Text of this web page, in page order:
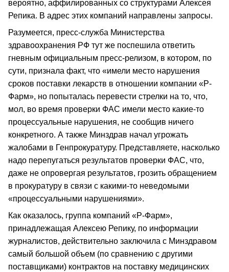
вероятно, аффилированных со структурами Алексея
Репика. В адрес этих компаний направлены запросы.
Разумеется, пресс-служба Министерства
здравоохранения РФ тут же поспешила ответить
гневным официальным пресс-релизом, в котором, по
сути, признала факт, что «имели место нарушения
сроков поставки лекарств в отношении компании «Р-
Фарм», но попыталась перевести стрелки на то, что,
мол, во время проверки ФАС имели место какие-то
процессуальные нарушения, не сообщив ничего
конкретного. А также Минздрав начал угрожать
жалобами в Генпрокуратуру. Представляете, насколько
надо перепугаться результатов проверки ФАС, что,
даже не опровергая результатов, грозить обращением
в прокуратуру в связи с какими-то неведомыми
«процессуальными нарушениями».
Как оказалось, группа компаний «Р-Фарм»,
принадлежащая Алексею Репику, по информации
журналистов, действительно заключила с Минздравом
самый большой объем (по сравнению с другими
поставщиками) контрактов на поставку медицинских